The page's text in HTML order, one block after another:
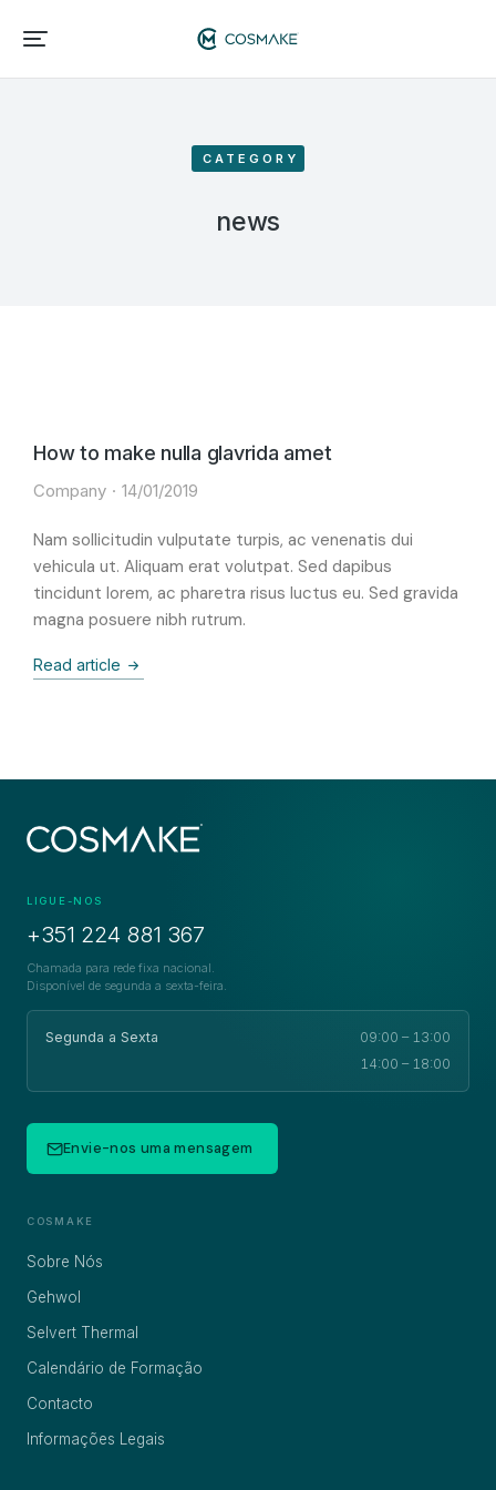
CATEGORY
news
How to make nulla glavrida amet
Company 14/01/2019
Nam sollicitudin vulputate turpis, ac venenatis dui
vehicula ut. Aliquam erat volutpat. Sed dapibus
tincidunt lorem, ac pharetra risus luctus eu. Sed gravida
magna posuere nibh rutrum.
Read article
LIGUE-NOS
+351 224 881 367
Chamada para rede fixa nacional.
Disponível de segunda a sexta-feira.
Segunda a Sexta
09:00 – 13:00
14:00 – 18:00
Envie-nos uma mensagem
COSMAKE
Sobre Nós
Gehwol
Selvert Thermal
Calendário de Formação
Contacto
Informações Legais